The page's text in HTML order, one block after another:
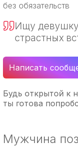
без обязательств
Ищу
страстных
Написать
Будь открытой к
ты готова
Мужчина